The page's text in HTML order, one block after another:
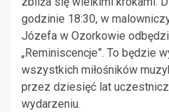
godzinie 18:30, w
Józefa w Ozorkowie
„Reminiscencje”. To będzie
wszystkich miłośników
przez dziesięć lat
wydarzeniu.